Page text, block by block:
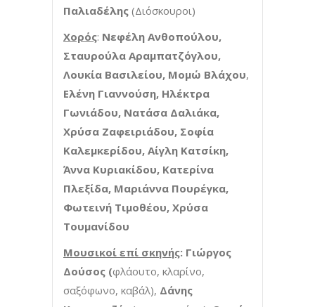
Παλιαδέλης (Διόσκουροι)
Χορός: Νεφέλη Ανθοπούλου,
Σταυρούλα Αραμπατζόγλου,
Λουκία Βασιλείου, Μομώ Βλάχου,
Ελένη Γιαννούση, Ηλέκτρα
Γωνιάδου, Νατάσα Δαλιάκα,
Χρύσα Ζαφειριάδου, Σοφία
Καλεμκερίδου, Αίγλη Κατσίκη,
Άννα Κυριακίδου, Κατερίνα
Πλεξίδα, Μαριάννα Πουρέγκα,
Φωτεινή Τιμοθέου, Χρύσα
Τουμανίδου
Μουσικοί επί σκηνής: Γιώργος
Δούσος (φλάουτο, κλαρίνο,
σαξόφωνο, καβάλ), Δάνης